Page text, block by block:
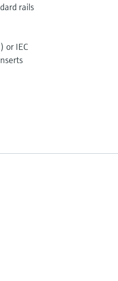
rails
or IEC